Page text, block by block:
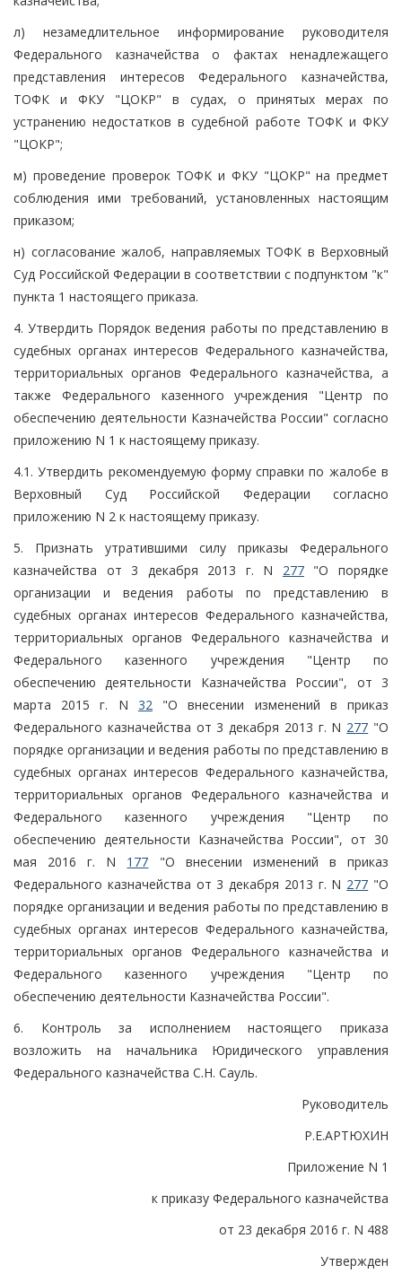
л) незамедлительное информирование руководителя
Федерального казначейства о фактах ненадлежащего
представления интересов Федерального казначейства,
ТОФК и ФКУ "ЦОКР" в судах, о принятых мерах по
устранению недостатков в судебной работе ТОФК и ФКУ
"ЦОКР";
м) проведение проверок ТОФК и ФКУ "ЦОКР" на предмет
соблюдения ими требований, установленных настоящим
приказом;
н) согласование жалоб, направляемых ТОФК в Верховный
Суд Российской Федерации в соответствии с подпунктом "к"
пункта 1 настоящего приказа.
4. Утвердить Порядок ведения работы по представлению в
судебных органах интересов Федерального казначейства,
территориальных органов Федерального казначейства, а
также Федерального казенного учреждения "Центр по
обеспечению деятельности Казначейства России" согласно
приложению N 1 к настоящему приказу.
4.1. Утвердить рекомендуемую форму справки по жалобе в
Верховный Суд Российской Федерации согласно
приложению N 2 к настоящему приказу.
5. Признать утратившими силу приказы Федерального
казначейства от 3 декабря 2013 г. N 277"О порядке
организации и ведения работы по представлению в
судебных органах интересов Федерального казначейства,
территориальных органов Федерального казначейства и
Федерального казенного учреждения "Центр по
обеспечению деятельности Казначейства России", от 3
марта 2015 г. N 32 "О внесении изменений в приказ
Федерального казначейства от 3 декабря 2013 г. N 277 "О
порядке организации и ведения работы по представлению в
судебных органах интересов Федерального казначейства,
территориальных органов Федерального казначейства и
Федерального казенного учреждения "Центр по
обеспечению деятельности Казначейства России", от 30
мая 2016 г. N 177 "О внесении изменений в приказ
Федерального казначейства от 3 декабря 2013 г. N 277 "О
порядке организации и ведения работы по представлению в
судебных органах интересов Федерального казначейства,
территориальных органов Федерального казначейства и
Федерального казенного учреждения "Центр по
обеспечению деятельности Казначейства России".
6. Контроль за исполнением настоящего приказа
возложить на начальника Юридического управления
Федерального казначейства С.Н. Сауль.
Руководитель
Р.Е.АРТЮХИН
Приложение N 1
к приказу Федерального казначейства
от 23 декабря 2016 г. N 488
Утвержден